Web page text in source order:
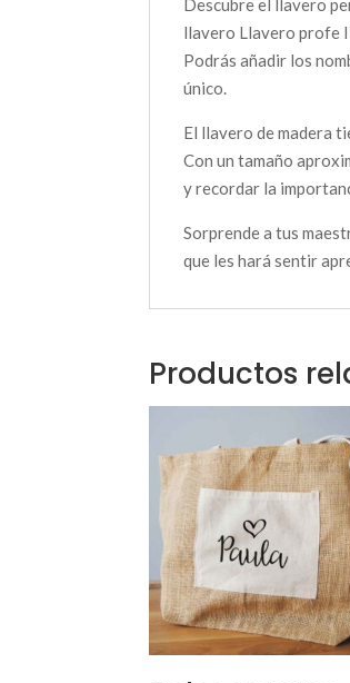
Descubre el llavero
llavero Llavero profe
Podrás añadir los
único.
El llavero de madera
Con un tamaño
y recordar la
Sorprende a tus
que les hará sentir
Productos